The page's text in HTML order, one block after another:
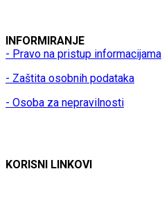
INFORMIRANJE
- Pravo na pristup informacijama
- Zaštita osobnih podataka
- Osoba za nepravilnosti
KORISNI LINKOVI